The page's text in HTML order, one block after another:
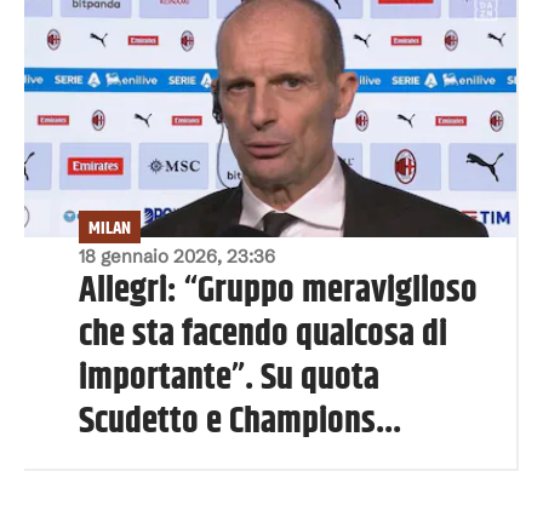
18 gennaio 2026, 23:36
MILAN
Allegri: “Gruppo meraviglioso
che sta facendo qualcosa di
importante”. Su quota
Scudetto e Champions...